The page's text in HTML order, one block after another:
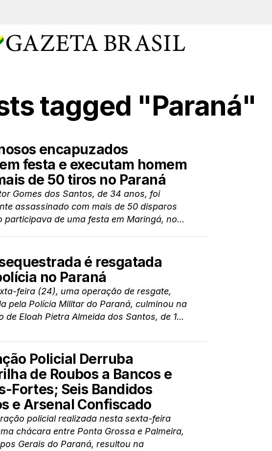
tagged "Paraná"
encapuzados
festa e executam homem
de 50 tiros no Paraná
Gomes dos Santos, de 34 anos, foi
assassinado com mais de 50 disparos
participava de uma festa em Maringá, no...
é resgatada
no Paraná
feira (24), uma operação de resgate,
pela Polícia Militar do Paraná, culminou na
de Eloah Pietra Almeida dos Santos, de 1...
Policial Derruba
de Roubos a Bancos e
Fortes; Seis Bandidos
e Arsenal Confiscado
policial realizada nesta sexta-feira
chácara entre Ponta Grossa e Palmeira,
Gerais do Paraná, resultou na